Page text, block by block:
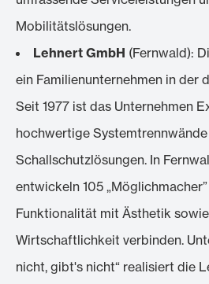
Mobilitätslösungen.
Lehnert GmbH (Fernwald):
ein Familienunternehmen in der
Seit 1977 ist das Unternehmen
hochwertige Systemtrennwände
Schallschutzlösungen. In
entwickeln 105
Funktionalität mit Ästhetik
Wirtschaftlichkeit verbinden.
nicht, gibt's nicht“ realisiert die